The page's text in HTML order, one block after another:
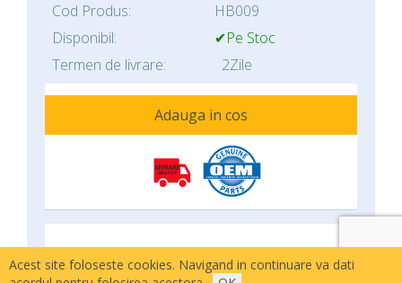
Cod Produs:
HB009
Disponibil:
✔Pe Stoc
Termen de livrare:
2Zile
Adauga in cos
Acest site foloseste cookies. Navigand in continuare va dati